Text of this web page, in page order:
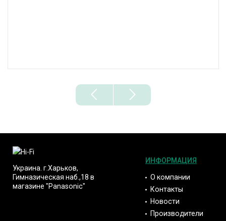
Украина. г.Харьков,
Гимназическая наб.,18 в
магазине "Panasonic"
ИНФОРМАЦИЯ
О компании
Контакты
Новости
Производители